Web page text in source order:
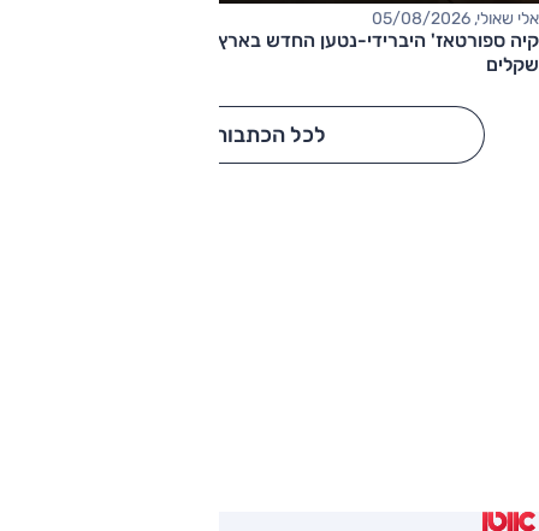
אלי שאולי, 05/08/2026
שקלים
לכל הכתבות